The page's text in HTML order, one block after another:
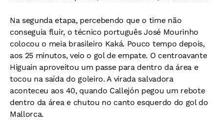
Na segunda etapa, percebendo que o time não
conseguia fluir, o técnico português José Mourinho
colocou o meia brasileiro Kaká. Pouco tempo depois,
aos 25 minutos, veio o gol de empate. O centroavante
Higuain aproveitou um passe para dentro da área e
tocou na saída do goleiro. A virada salvadora
aconteceu aos 40, quando Callejón pegou um rebote
dentro da área e chutou no canto esquerdo do gol do
Mallorca.